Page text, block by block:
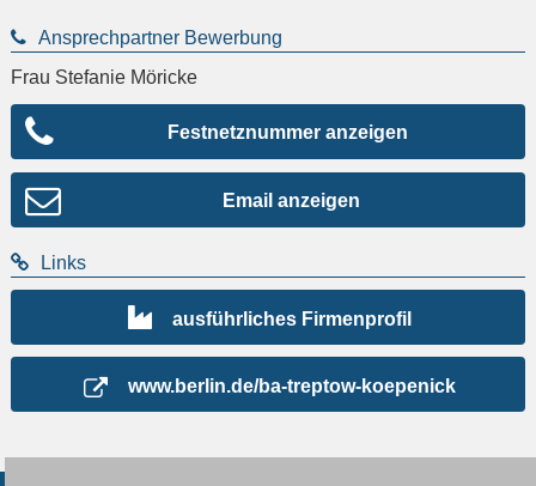
Ansprechpartner Bewerbung
Frau Stefanie Möricke
Festnetznummer anzeigen
Email anzeigen
Links
ausführliches Firmenprofil
www.berlin.de/ba-treptow-koepenick